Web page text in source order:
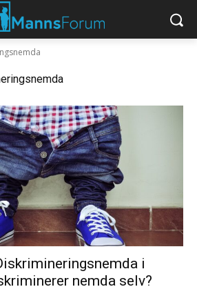
i
nemda selv?